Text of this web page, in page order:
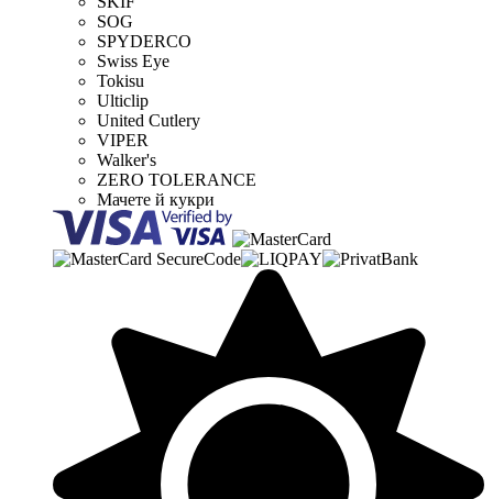
SOG
SPYDERCO
Swiss Eye
Tokisu
Ulticlip
United Cutlery
VIPER
Walker's
ZERO TOLERANCE
Мачете й кукри